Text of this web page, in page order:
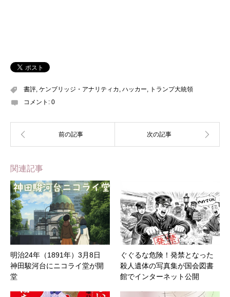
書評, ケンブリッジ・アナリティカ , ハッカー, トランプ大統領
コメント: 0
関連記事
明治24年（1891年）3月8日
神田駿河台にニコライ堂が開
堂
ぐぐるな危険！発禁となった
殺人遺体の写真集が国会図書
館でインターネット公開